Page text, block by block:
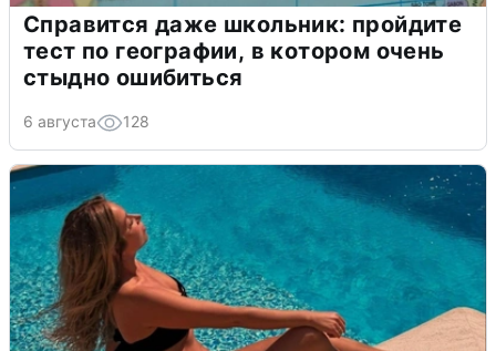
Справится даже школьник: пройдите
тест по географии, в котором очень
стыдно ошибиться
6 августа 128